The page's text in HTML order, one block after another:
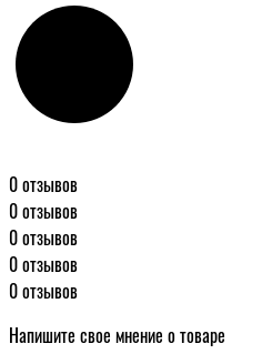
0 отзывов
0 отзывов
0 отзывов
0 отзывов
0 отзывов
Напишите свое мнение о товаре